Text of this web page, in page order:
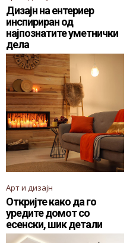
Дизајн на ентериер
инспириран од
најпознатите уметнички
дела
Арт и дизајн
Откријте како да го
уредите домот со
есенски, шик детали